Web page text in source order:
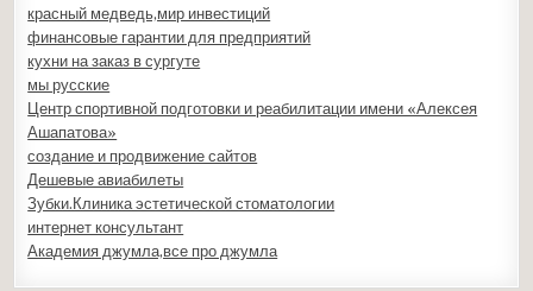
красный медведь,мир инвестиций
финансовые гарантии для предприятий
кухни на заказ в сургуте
мы русские
Центр спортивной подготовки и реабилитации имени «Алексея
Ашапатова»
создание и продвижение сайтов
Дешевые авиабилеты
Зубки.Клиника эстетической стоматологии
интернет консультант
Академия джумла,все про джумла